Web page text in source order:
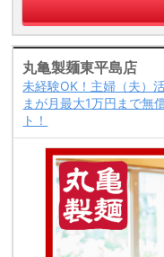
丸亀製麺東平島店
未経験OK！主婦（夫）
まが月最大1万円まで無
ト！